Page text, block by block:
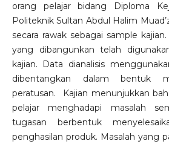
orang pelajar bidang Diploma
Politeknik Sultan Abdul Halim
secara rawak sebagai sample
yang dibangunkan telah
kajian. Data dianalisis
dibentangkan dalam bentuk
peratusan. Kajian menunjukkan
pelajar menghadapi masalah
tugasan berbentuk
penghasilan produk. Masalah yang